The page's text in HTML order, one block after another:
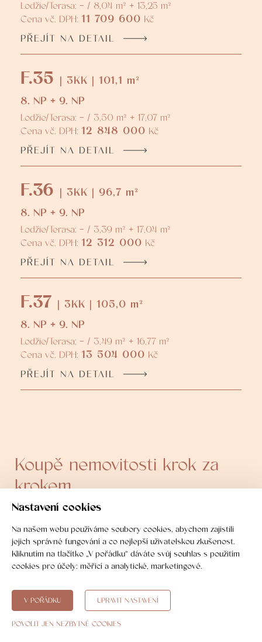
Nastavení cookies
Na našem webu používáme soubory cookies, abychom zajistili
jejich správné fungování a co nejlepší uživatelskou zkušenost.
Kliknutím na tlačítko „V pořádku“ dáváte svůj souhlas s použitím
cookies pro účely: měřicí a analytické, marketingové.
V POŘÁDKU UPRAVIT NASTAVENÍ
POVOLIT JEN NEZBYTNÉ COOKIES
Lodžie/Terasa: - / 8,04 m² + 13,25 m²
Cena vč. DPH: 11 709 600 Kč
PŘEJÍT NA DETAIL
F.35 | 3KK | 101,1 m²
8. NP + 9. NP
Lodžie/Terasa: - / 3,50 m² + 17,07 m²
Cena vč. DPH: 12 848 000 Kč
PŘEJÍT NA DETAIL
F.36 | 3KK | 96,7 m²
8. NP + 9. NP
Lodžie/Terasa: - / 3,39 m² + 17,04 m²
Cena vč. DPH: 12 312 000 Kč
PŘEJÍT NA DETAIL
F.37 | 3KK | 105,0 m²
8. NP + 9. NP
Lodžie/Terasa: - / 3,49 m² + 16,77 m²
Cena vč. DPH: 13 504 000 Kč
PŘEJÍT NA DETAIL
Koupě nemovitosti krok za
krokem
01
Nezávazná předrezervace
Rezervujte si svoji vysněnou nemovitost